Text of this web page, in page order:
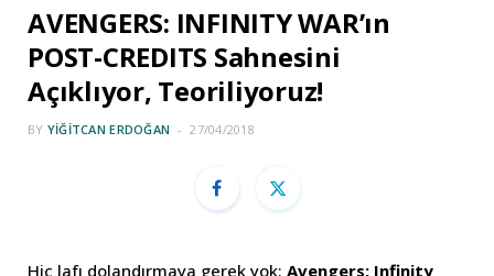
AVENGERS: INFINITY WAR’ın
POST-CREDITS Sahnesini
Açıklıyor, Teoriliyoruz!
BY YIĞITCAN ERDOĞAN 27/04/2018
Hiç lafı dolandırmaya gerek yok: Avengers: Infinity